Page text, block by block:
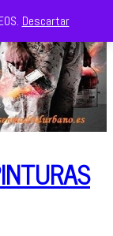
Descartar